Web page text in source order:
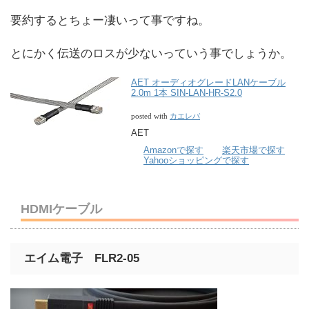
要約するとちょー凄いって事ですね。
とにかく伝送のロスが少ないっていう事でしょうか。
AET オーディオグレードLANケーブル
2.0m 1本 SIN-LAN-HR-S2.0
posted with カエレバ
AET
Amazonで探す
楽天市場で探す
Yahooショッピングで探す
HDMIケーブル
エイム電子 FLR2-05